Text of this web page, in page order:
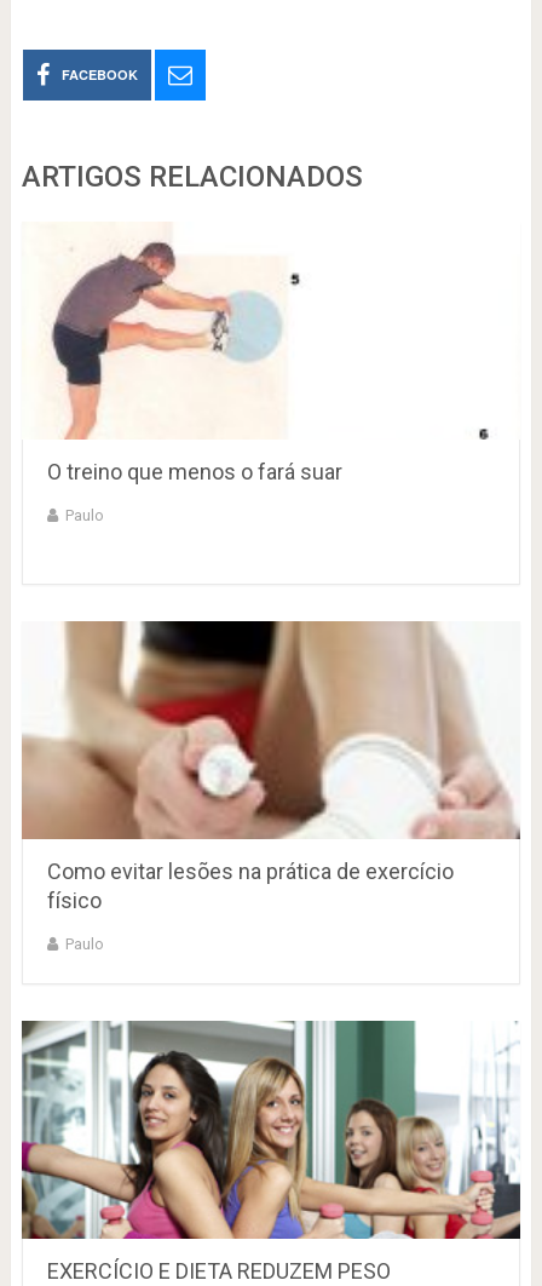
FACEBOOK
ARTIGOS RELACIONADOS
O treino que menos o fará suar
Paulo
Como evitar lesões na prática de exercício
físico
Paulo
EXERCÍCIO E DIETA REDUZEM PESO